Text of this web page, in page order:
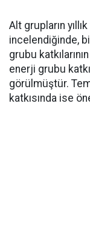
Alt grupların
incelendiğinde,
grubu
enerji grubu
görülmüştür.
katkısında ise